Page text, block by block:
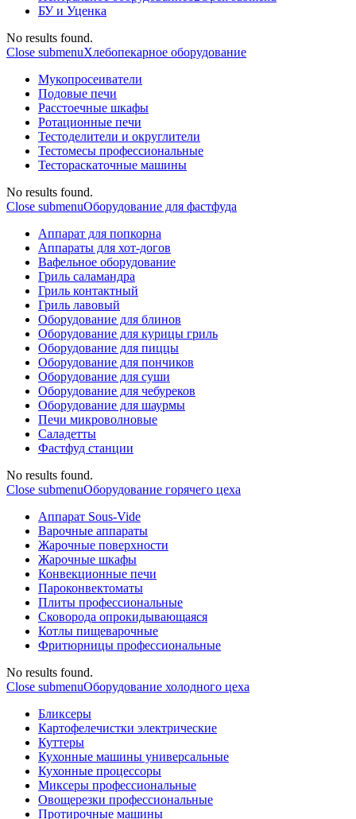
БУ и Уценка
No results found.
Close submenuХлебопекарное оборудование
Мукопросеиватели
Подовые печи
Расстоечные шкафы
Ротационные печи
Тестоделители и округлители
Тестомесы профессиональные
Тестораскаточные машины
No results found.
Close submenuОборудование для фастфуда
Аппарат для попкорна
Аппараты для хот-догов
Вафельное оборудование
Гриль саламандра
Гриль контактный
Гриль лавовый
Оборудование для блинов
Оборудование для курицы гриль
Оборудование для пиццы
Оборудование для пончиков
Оборудование для суши
Оборудование для чебуреков
Оборудование для шаурмы
Печи микроволновые
Саладетты
Фастфуд станции
No results found.
Close submenuОборудование горячего цеха
Аппарат Sous-Vide
Варочные аппараты
Жарочные поверхности
Жарочные шкафы
Конвекционные печи
Пароконвектоматы
Плиты профессиональные
Сковорода опрокидывающаяся
Котлы пищеварочные
Фритюрницы профессиональные
No results found.
Close submenuОборудование холодного цеха
Бликсеры
Картофелечистки электрические
Куттеры
Кухонные машины универсальные
Кухонные процессоры
Миксеры профессиональные
Овощерезки профессиональные
Протирочные машины